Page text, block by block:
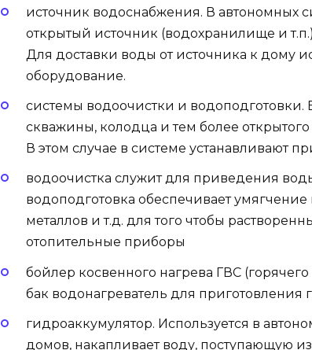
источник водоснабжения. В автономных
открытый источник (водохранилище и
Для доставки воды от источника к дому
оборудование.
системы водоочистки и водоподготовки.
скважины, колодца и тем более
В этом случае в системе устанавливают
водоочистка служит для приведения
водоподготовка обеспечивает
металлов и т.д. для того чтобы
отопительные приборы
бойлер косвенного нагрева ГВС
бак водонагреватель для
гидроаккумулятор. Используется в
домов, накапливает воду, поступающую